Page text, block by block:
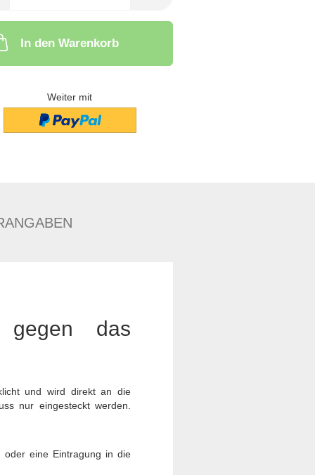
In den Warenkorb
Weiter mit
gegen das
und wird direkt an die
nur eingesteckt werden.
oder eine Eintragung in die